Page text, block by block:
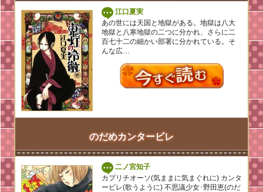
江口夏実
あの世には天国と地獄がある。地獄は八大
地獄と八寒地獄の二つに分かれ、さらに二
百七十二の細かい部署に分かれている。そ
んな広…
のだめカンタービレ
二ノ宮知子
カプリチオーソ(気ままに気まぐれに) カンタ
ービレ(歌うように) 不思議少女･野田恵(のだ